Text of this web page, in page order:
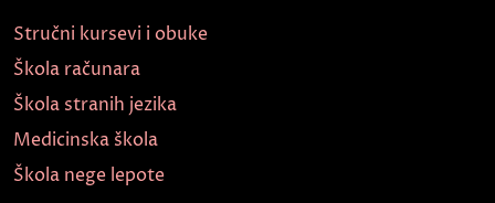
Stručni kursevi i obuke
Škola računara
Škola stranih jezika
Medicinska škola
Škola nege lepote